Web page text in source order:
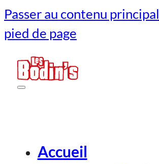
Passer au contenu principal
pied de page
Accueil